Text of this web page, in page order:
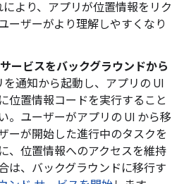
により、アプリが位置情報をリク
ーザーがより理解しやすくなり
ービスをバックグラウンドから
を通知から起動し、アプリの UI
位置情報コードを実行すること
。ユーザーがアプリの UI から移
ーが開始した進行中のタスクを
、位置情報へのアクセスを維持
は、バックグラウンドに移行す